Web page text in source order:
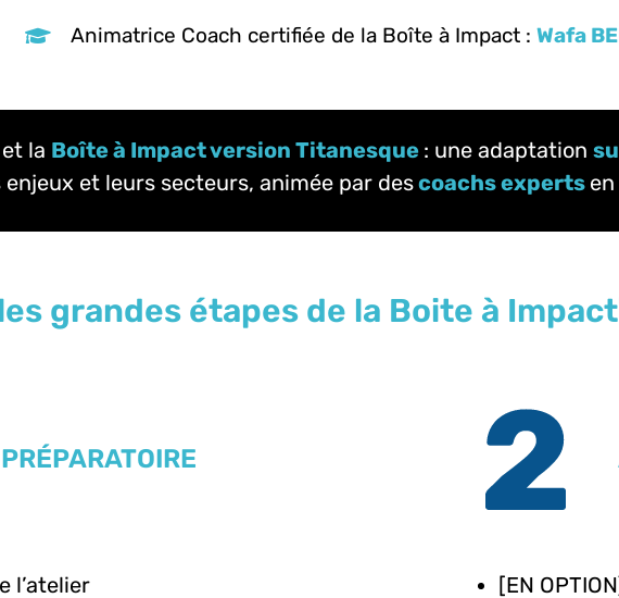
Animatrice Coach certifiée de la Boîte à Impact : Wafa
la Boîte à Impact version Titanesque : une adaptation
et leurs secteurs, animée par descoachs experts
grandes étapes de la Boite à Impact
l’atelier [EN